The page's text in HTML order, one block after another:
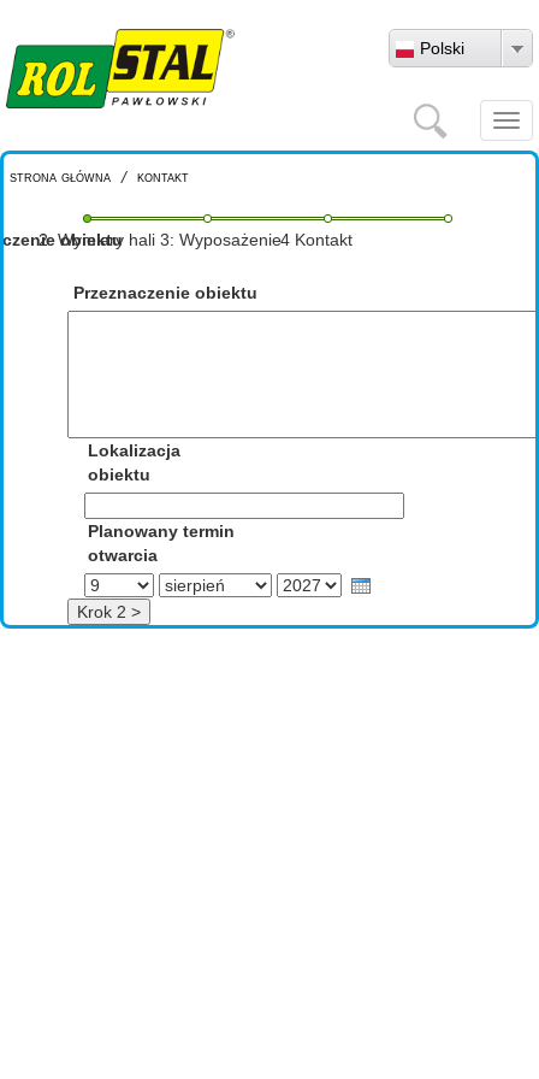
Polski
Szukaj
strona główna / kontakt
obiektu
2: Wymiary hali 3: Wyposażenie4 Kontakt
Przeznaczenie obiektu
Lokalizacja
obiektu
Planowany termin
otwarcia
Dzień
Miesiąc Rok